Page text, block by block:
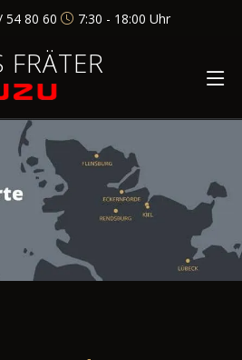
54 80 60 7:30 - 18:00 Uhr